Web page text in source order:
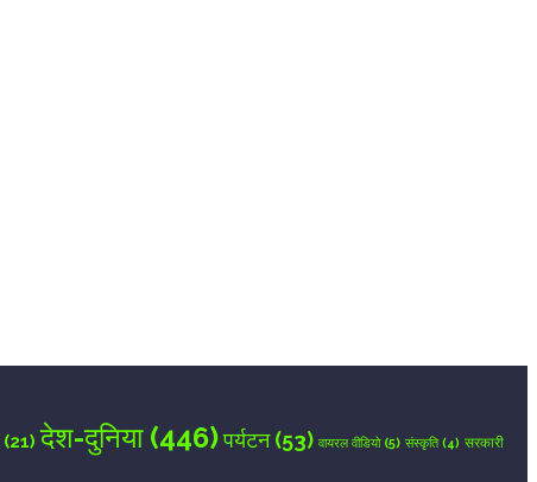
(21) देश-दुनिया(446)पर्यटन(53) वायरल वीडियो(5) संस्कृति(4) सरकारी